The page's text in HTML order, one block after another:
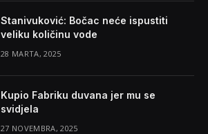
Stanivuković: Bočac neće ispustiti
veliku količinu vode
28 MARTA, 2025
Kupio Fabriku duvana jer mu se
svidjela
27 NOVEMBRA, 2025